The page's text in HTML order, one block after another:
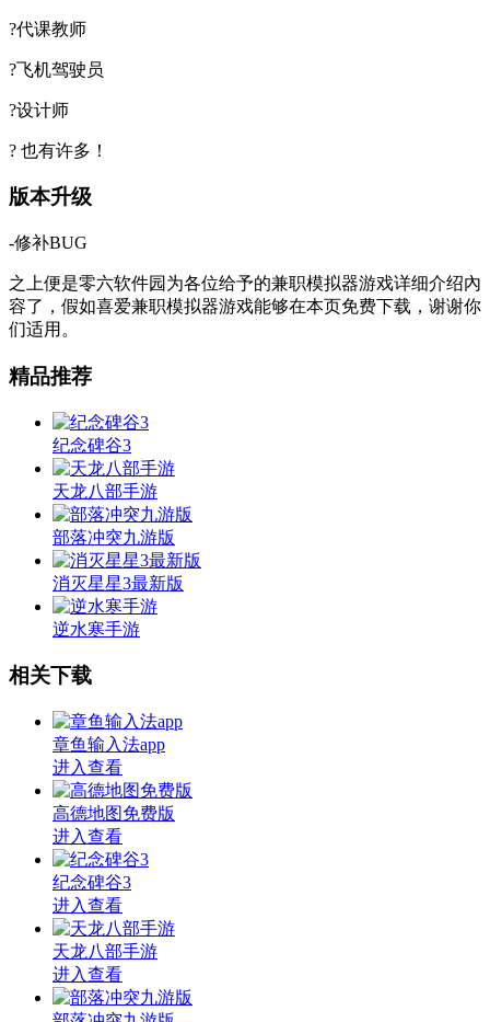
?代课教师
?飞机驾驶员
?设计师
? 也有许多！
版本升级
-修补BUG
之上便是零六软件园为各位给予的兼职模拟器游戏详细介绍內
容了，假如喜爱兼职模拟器游戏能够在本页免费下载，谢谢你
们适用。
精品推荐
纪念碑谷3
天龙八部手游
部落冲突九游版
消灭星星3最新版
逆水寒手游
相关下载
章鱼输入法app
进入查看
高德地图免费版
进入查看
纪念碑谷3
进入查看
天龙八部手游
进入查看